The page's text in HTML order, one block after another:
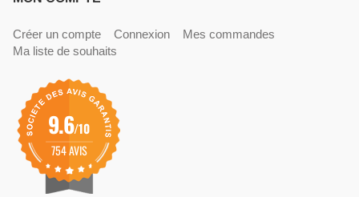
Créer un compte Connexion
Mes commandes
Ma liste de souhaits
9.6/10
754 AVIS